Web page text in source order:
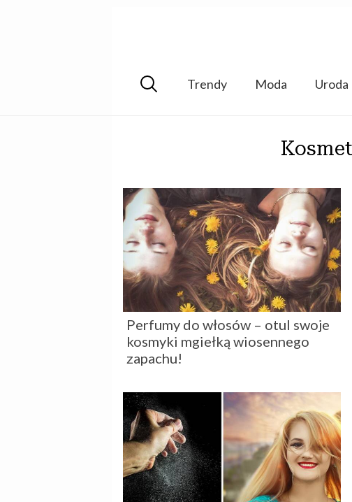
Trendy Moda Uroda
Perfumy do włosów – otul swoje
kosmyki mgiełką wiosennego
zapachu!